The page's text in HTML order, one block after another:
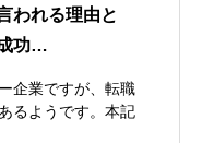
われる理由と
功…
企業ですが、転職
るようです。本記